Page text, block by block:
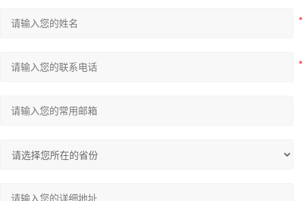
莱伯泰科
通用检测仪器